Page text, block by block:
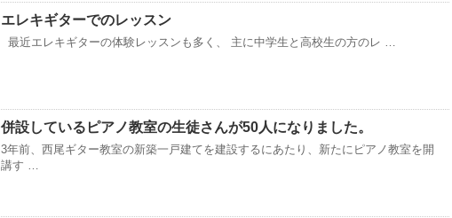
エレキギターでのレッスン
最近エレキギターの体験レッスンも多く、 主に中学生と高校生の方のレ …
併設しているピアノ教室の生徒さんが50人になりました。
3年前、西尾ギター教室の新築一戸建てを建設するにあたり、新たにピアノ教室を開
講す …